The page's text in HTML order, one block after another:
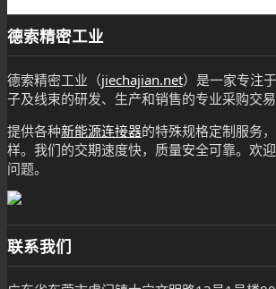
德索精密工业
德索精密工业（jiechajian.net）是一家专注
子及线束的研发、生产和销售的专业采购交易
提供各种新能源连接器的特殊规格定制服务
样。我们的交期速度快，质量安全可靠。欢
问题。
联系我们